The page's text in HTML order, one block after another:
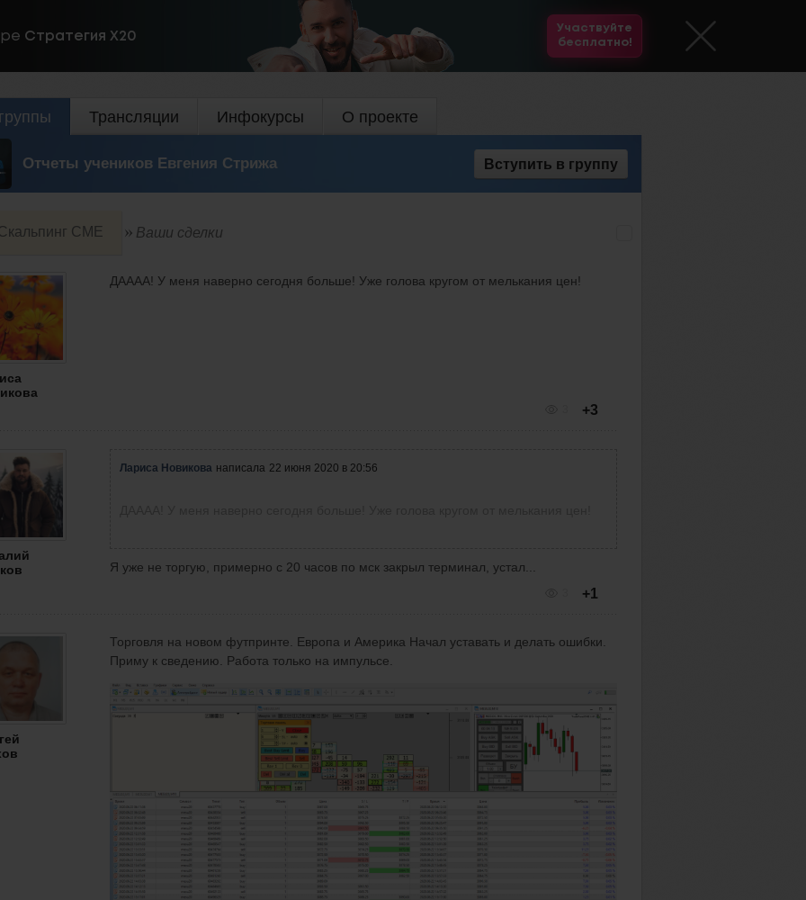
Стратегия Х20
Участвуйте
бесплатно!
Трансляции Инфокурсы О проекте
Отчеты учеников Евгения Стрижа Вступить в группу
СМЕ Ваши сделки
ДАААА! У меня наверно сегодня больше! Уже голова кругом от мелькания цен!
+3
Лариса Новикова написала 22 июня 2020 в 20:56
Я уже не торгую, примерно с 20 часов по мск закрыл терминал, устал...
+1
Торговля на новом футпринте. Европа и Америка Начал уставать и делать ошибки.
Приму к сведению. Работа только на импульсе.